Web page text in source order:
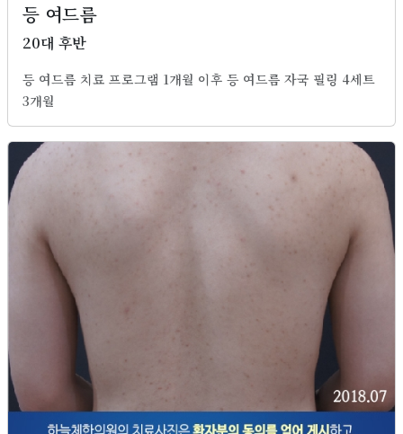
등 여드름
20대 후반
등 여드름 치료 프로그램 1개월 이후 등 여드름 자국 필링 4세트
3개월